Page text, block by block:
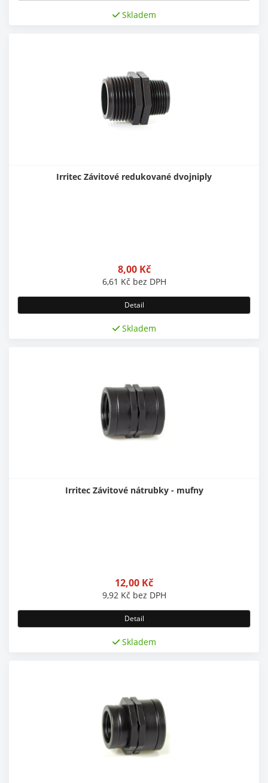
Skladem
Irritec Závitové redukované dvojniply
8,00 Kč
6,61 Kč bez DPH
Detail
Skladem
Irritec Závitové nátrubky - mufny
12,00 Kč
9,92 Kč bez DPH
Detail
Skladem